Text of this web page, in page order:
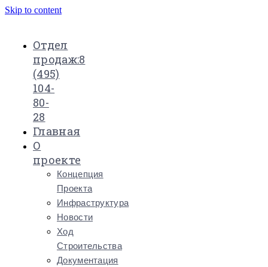
Skip to content
Отдел
продаж:8
(495)
104-
80-
28
Главная
О
проекте
Концепция
Проекта
Инфраструктура
Новости
Ход
Строительства
Документация